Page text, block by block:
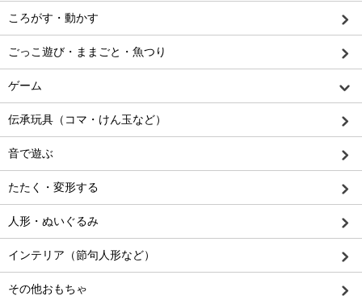
ころがす・動かす
ごっこ遊び・ままごと・魚つり
ゲーム
伝承玩具（コマ・けん玉など）
音で遊ぶ
たたく・変形する
人形・ぬいぐるみ
インテリア（節句人形など）
その他おもちゃ